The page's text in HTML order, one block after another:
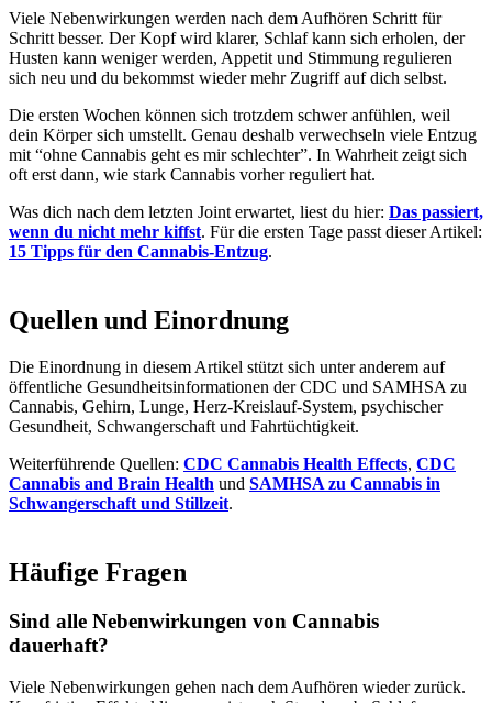
Viele Nebenwirkungen werden nach dem Aufhören Schritt für
Schritt besser. Der Kopf wird klarer, Schlaf kann sich erholen, der
Husten kann weniger werden, Appetit und Stimmung regulieren
sich neu und du bekommst wieder mehr Zugriff auf dich selbst.
Die ersten Wochen können sich trotzdem schwer anfühlen, weil
dein Körper sich umstellt. Genau deshalb verwechseln viele Entzug
mit “ohne Cannabis geht es mir schlechter”. In Wahrheit zeigt sich
oft erst dann, wie stark Cannabis vorher reguliert hat.
Was dich nach dem letzten Joint erwartet, liest du hier: Das passiert,
wenn du nicht mehr kiffst. Für die ersten Tage passt dieser Artikel:
15 Tipps für den Cannabis-Entzug.
Quellen und Einordnung
Die Einordnung in diesem Artikel stützt sich unter anderem auf
öffentliche Gesundheitsinformationen der CDC und SAMHSA zu
Cannabis, Gehirn, Lunge, Herz-Kreislauf-System, psychischer
Gesundheit, Schwangerschaft und Fahrtüchtigkeit.
Weiterführende Quellen: CDC Cannabis Health Effects, CDC
Cannabis and Brain Health und SAMHSA zu Cannabis in
Schwangerschaft und Stillzeit.
Häufige Fragen
Sind alle Nebenwirkungen von Cannabis
dauerhaft?
Viele Nebenwirkungen gehen nach dem Aufhören wieder zurück.